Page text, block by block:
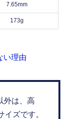
7.65mm
173g
い理由
外は、高
ズです。